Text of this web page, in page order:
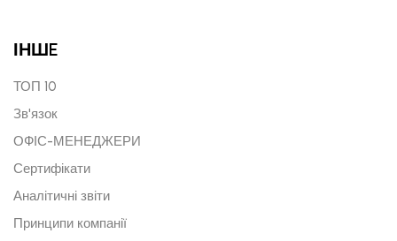
ІНШE
ТОП 10
Зв'язок
ОФІС-МЕНЕДЖЕРИ
Сертифікати
Аналітичні звіти
Принципи компанії